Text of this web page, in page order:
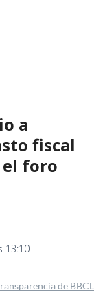
a
fiscal
foro
13:10
de BBCL